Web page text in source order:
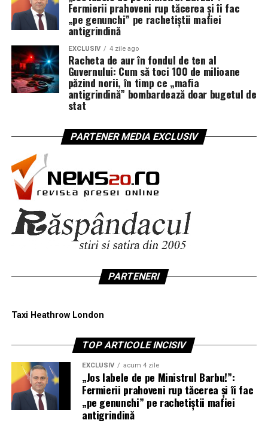
Fermierii prahoveni rup tăcerea și îi fac
„pe genunchi” pe rachetiștii mafiei
antigrindină
EXCLUSIV 4 zile ago
Racheta de aur în fondul de ten al
Guvernului: Cum să toci 100 de milioane
păzind norii, în timp ce „mafia
antigrindină” bombardează doar bugetul de
stat
PARTENER MEDIA EXCLUSIV
PARTENERI
Taxi Heathrow London
TOP ARTICOLE INCISIV
EXCLUSIV acum 4 zile
„Jos labele de pe Ministrul Barbu!”:
Fermierii prahoveni rup tăcerea și îi fac
„pe genunchi” pe rachetiștii mafiei
antigrindină